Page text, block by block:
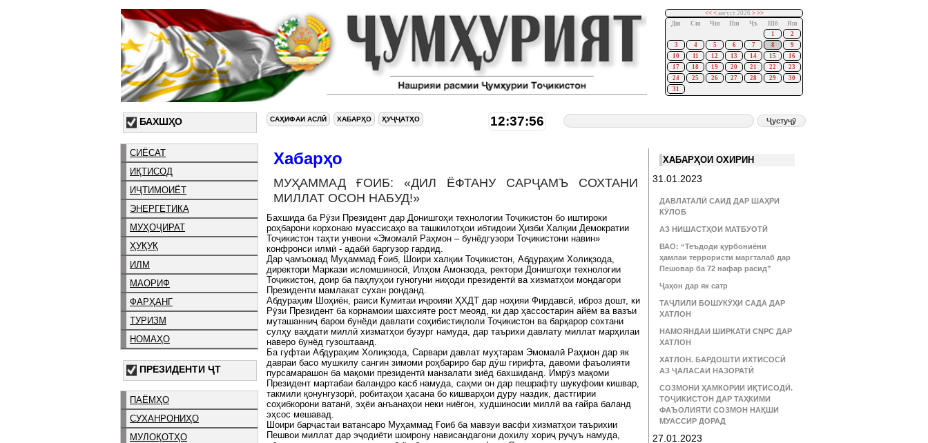
<< <август 2026 > >>
Дш
Сш Чш Пш Ҷъ Шб
Яш
1
2
3
4 5 6 7 8
9
10
11 12 13 14 15
16
17
18 19 20 21 22
23
24
25 26 27 28 29
30
31
БАХШҲО
СИЁСАТ
ИҚТИСОД
ИҶТИМОИЁТ
ЭНЕРГЕТИКА
МУҲОҶИРАТ
ҲУҚУҚ
ИЛМ
МАОРИФ
ФАРҲАНГ
ТУРИЗМ
НОМАҲО
ПРЕЗИДЕНТИ ҶТ
ПАЁМҲО
СУХАНРОНИҲО
МУЛОҚОТҲО
САҲИФАИ АСЛӢ ХАБАРҲО ҲУҶҶАТҲО 12:37:57
Хабарҳо
МУҲАММАД ҒОИБ: «ДИЛ ЁФТАНУ САРҶАМЪ СОХТАНИ
МИЛЛАТ ОСОН НАБУД!»
Бахшида ба Рӯзи Президент дар Донишгоҳи технологии Тоҷикистон бо иштироки
роҳбарони корхонаю муассисаҳо ва ташкилотҳои ибтидоии Ҳизби Халқии Демократии
Тоҷикистон таҳти унвони «Эмомалӣ Раҳмон – бунёдгузори Тоҷикистони навин»
конфронси илмӣ - адабӣ баргузор гардид.
Дар ҷамъомад Муҳаммад Ғоиб, Шоири халқии Тоҷикистон, Абдураҳим Холиқзода,
директори Маркази исломшиносӣ, Илҳом Амонзода, ректори Донишгоҳи технологии
Тоҷикистон, доир ба паҳлуҳои гуногуни ниҳоди президентӣ ва хизматҳои мондагори
Президенти мамлакат сухан ронданд.
Абдураҳим Шоҳиён, раиси Кумитаи иҷроияи ҲХДТ дар ноҳияи Фирдавсӣ, иброз дошт, ки
Рӯзи Президент ба корнамоии шахсияте рост меояд, ки дар ҳассостарин айём ва вазъи
муташанниҷ барои бунёди давлати соҳибистиқлоли Тоҷикистон ва барқарор сохтани
сулҳу ваҳдати миллӣ хизматҳои бузург намуда, дар таърихи давлату миллат марҳилаи
наверо бунёд гузоштаанд.
Ба гуфтаи Абдураҳим Холиқзода, Сарвари давлат муҳтарам Эмомалӣ Раҳмон дар як
давраи басо мушкилу сангин зимоми роҳбариро бар дӯш гирифта, давоми фаъолияти
пурсамарашон ба мақоми президентӣ манзалати зиёд бахшиданд. Имрӯз мақоми
Президент мартабаи баландро касб намуда, саҳми он дар пешрафту шукуфоии кишвар,
такмили қонунгузорӣ, робитаҳои ҳасана бо кишварҳои дуру наздик, дастгирии
соҳибкорони ватанӣ, эҳёи анъанаҳои неки ниёгон, худшиносии миллӣ ва ғайра баланд
эҳсос мешавад.
Шоири барҷастаи ватансаро Муҳаммад Ғоиб ба мавзуи васфи хизматҳои таърихии
Пешвои миллат дар эҷодиёти шоирону нависандагони дохилу хориҷ руҷуъ намуда,
ХАБАРҲОИ ОХИРИН
31.01.2023
ДАВЛАТАЛӢ САИД ДАР ШАҲРИ
КӮЛОБ
АЗ НИШАСТҲОИ МАТБУОТӢ
ВАО: “Теъдоди қурбониёни
ҳамлаи террористи маргталаб дар
Пешовар ба 72 нафар расид”
Ҷаҳон дар як сатр
ТАҶЛИЛИ БОШУКӮҲИ САДА ДАР
ХАТЛОН
НАМОЯНДАИ ШИРКАТИ CNPC ДАР
ХАТЛОН
ХАТЛОН. БАРДОШТИ ИХТИСОСӢ
АЗ ҶАЛАСАИ НАЗОРАТӢ
СОЗМОНИ ҲАМКОРИИ ИҚТИСОДӢ.
ТОҶИКИСТОН ДАР ТАҲКИМИ
ФАЪОЛИЯТИ СОЗМОН НАҚШИ
МУАССИР ДОРАД
27.01.2023